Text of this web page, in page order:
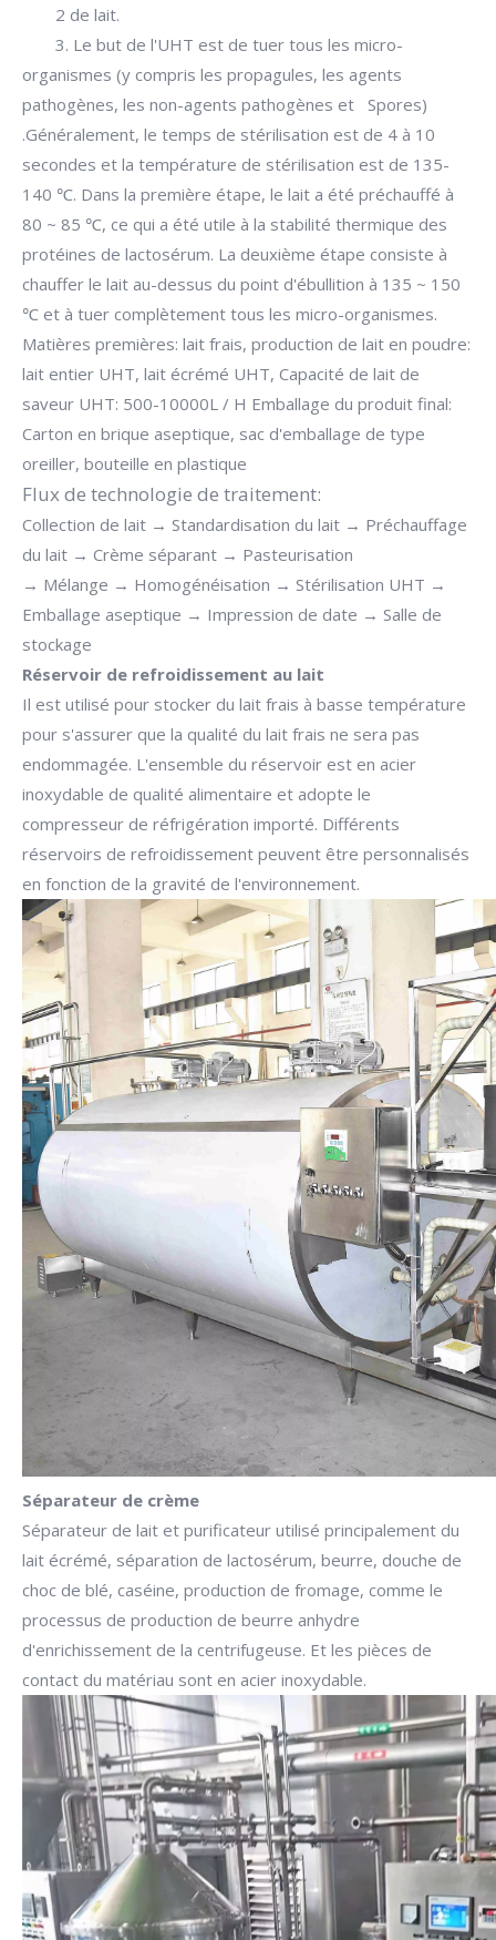
2 de lait.
3. Le but de l'UHT est de tuer tous les micro-
organismes (y compris les propagules, les agents
pathogènes, les non-agents pathogènes et Spores)
.Généralement, le temps de stérilisation est de 4 à 10
secondes et la température de stérilisation est de 135-
140 ℃. Dans la première étape, le lait a été préchauffé à
80 ~ 85 ℃, ce qui a été utile à la stabilité thermique des
protéines de lactosérum. La deuxième étape consiste à
chauffer le lait au-dessus du point d'ébullition à 135 ~ 150
℃ et à tuer complètement tous les micro-organismes.
Matières premières: lait frais, production de lait en poudre:
lait entier UHT, lait écrémé UHT, Capacité de lait de
saveur UHT: 500-10000L / H Emballage du produit final:
Carton en brique aseptique, sac d'emballage de type
oreiller, bouteille en plastique
Flux de technologie de traitement:
Collection de lait → Standardisation du lait → Préchauffage
du lait → Crème séparant → Pasteurisation
→ Mélange → Homogénéisation → Stérilisation UHT →
Emballage aseptique → Impression de date → Salle de
stockage
Réservoir de refroidissement au lait
Il est utilisé pour stocker du lait frais à basse température
pour s'assurer que la qualité du lait frais ne sera pas
endommagée. L'ensemble du réservoir est en acier
inoxydable de qualité alimentaire et adopte le
compresseur de réfrigération importé. Différents
réservoirs de refroidissement peuvent être personnalisés
en fonction de la gravité de l'environnement.
Séparateur de crème
Séparateur de lait et purificateur utilisé principalement du
lait écrémé, séparation de lactosérum, beurre, douche de
choc de blé, caséine, production de fromage, comme le
processus de production de beurre anhydre
d'enrichissement de la centrifugeuse. Et les pièces de
contact du matériau sont en acier inoxydable.